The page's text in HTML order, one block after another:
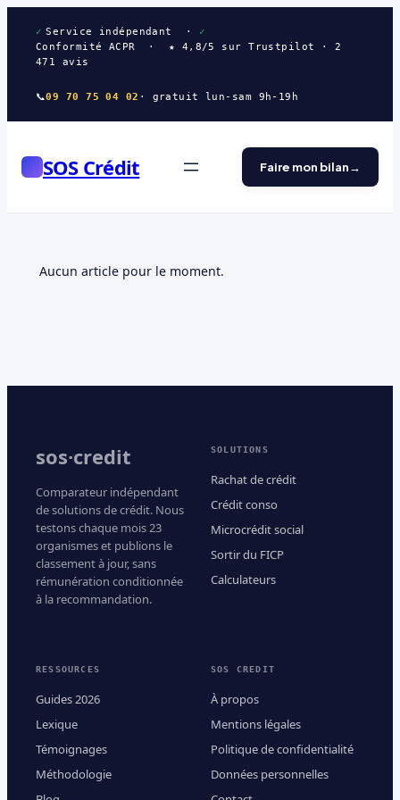
contenu
✓ Service indépendant ·
✓
Conformité ACPR · ★ 4,8/5 sur Trustpilot · 2
471 avis
📞09 70 75 04 02 · gratuit lun-sam 9h-19h
SOS Crédit Faire mon bilan
Aucun article pour le moment.
sos·credit
Comparateur indépendant
de solutions de crédit. Nous
testons chaque mois 23
organismes et publions le
classement à jour, sans
rémunération conditionnée
à la recommandation.
SOLUTIONS
Rachat de crédit
Crédit conso
Microcrédit social
Sortir du FICP
Calculateurs
RESSOURCES
Guides 2026
Lexique
Témoignages
Méthodologie
SOS CREDIT
À propos
Mentions légales
Politique de confidentialité
Données personnelles